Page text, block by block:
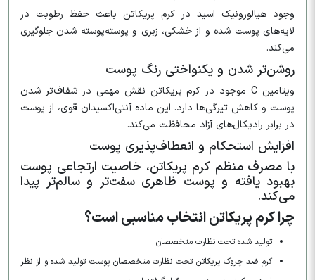
وجود هیالورونیک اسید در کرم پریکاتن باعث حفظ رطوبت در
لایه‌های پوست شده و از خشکی، زبری و پوسته‌پوسته شدن جلوگیری
می‌کند.
روشن‌تر شدن و یکنواختی رنگ پوست
ویتامین C موجود در کرم پریکاتن نقش مهمی در شفاف‌تر شدن
پوست و کاهش تیرگی‌ها دارد. این ماده آنتی‌اکسیدان قوی، از پوست
در برابر رادیکال‌های آزاد محافظت می‌کند.
افزایش استحکام و انعطاف‌پذیری پوست
با مصرف منظم کرم پریکاتن، خاصیت ارتجاعی پوست
بهبود یافته و پوست ظاهری سفت‌تر و سالم‌تر پیدا
می‌کند.
چرا کرم پریکاتن انتخاب مناسبی است؟
تولید شده تحت نظارت متخصصان
کرم ضد چروک پریکاتن تحت نظارت متخصصان پوست تولید شده و از نظر